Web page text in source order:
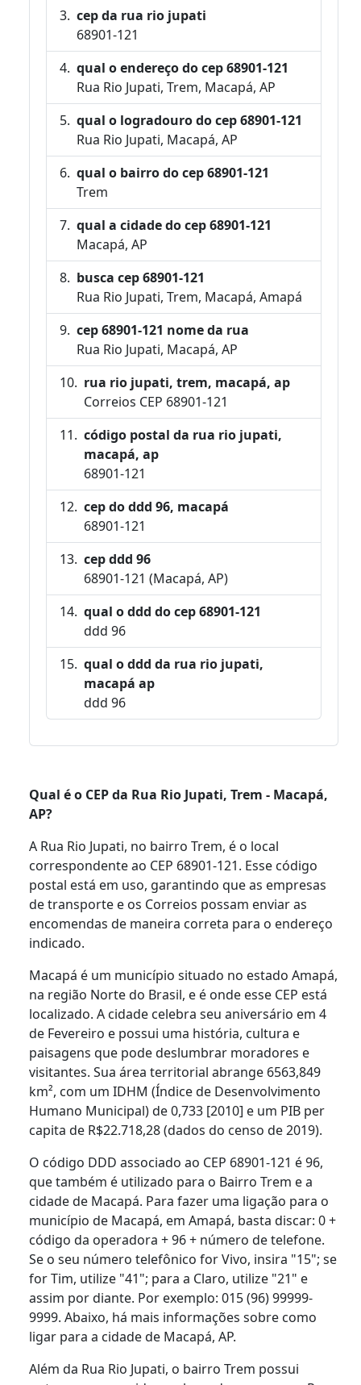
cep da rua rio jupati
68901-121
qual o endereço do cep 68901-121
Rua Rio Jupati, Trem, Macapá, AP
qual o logradouro do cep 68901-121
Rua Rio Jupati, Macapá, AP
qual o bairro do cep 68901-121
Trem
qual a cidade do cep 68901-121
Macapá, AP
busca cep 68901-121
Rua Rio Jupati, Trem, Macapá, Amapá
cep 68901-121 nome da rua
Rua Rio Jupati, Macapá, AP
rua rio jupati, trem, macapá, ap
Correios CEP 68901-121
código postal da rua rio jupati,
macapá, ap
68901-121
cep do ddd 96, macapá
68901-121
cep ddd 96
68901-121 (Macapá, AP)
qual o ddd do cep 68901-121
ddd 96
qual o ddd da rua rio jupati,
macapá ap
ddd 96
Qual é o CEP da Rua Rio Jupati, Trem - Macapá,
AP?
A Rua Rio Jupati, no bairro Trem, é o local
correspondente ao CEP 68901-121. Esse código
postal está em uso, garantindo que as empresas
de transporte e os Correios possam enviar as
encomendas de maneira correta para o endereço
indicado.
Macapá é um município situado no estado Amapá,
na região Norte do Brasil, e é onde esse CEP está
localizado. A cidade celebra seu aniversário em 4
de Fevereiro e possui uma história, cultura e
paisagens que pode deslumbrar moradores e
visitantes. Sua área territorial abrange 6563,849
km², com um IDHM (Índice de Desenvolvimento
Humano Municipal) de 0,733 [2010] e um PIB per
capita de R$22.718,28 (dados do censo de 2019).
O código DDD associado ao CEP 68901-121 é 96,
que também é utilizado para o Bairro Trem e a
cidade de Macapá. Para fazer uma ligação para o
município de Macapá, em Amapá, basta discar: 0 +
código da operadora + 96 + número de telefone.
Se o seu número telefônico for Vivo, insira "15"; se
for Tim, utilize "41"; para a Claro, utilize "21" e
assim por diante. Por exemplo: 015 (96) 99999-
9999. Abaixo, há mais informações sobre como
ligar para a cidade de Macapá, AP.
Além da Rua Rio Jupati, o bairro Trem possui